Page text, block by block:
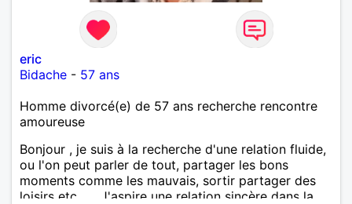
eric
Bidache - 57 ans
Homme divorcé(e) de 57 ans recherche rencontre
amoureuse
Bonjour , je suis à la recherche d'une relation fluide,
ou l'on peut parler de tout, partager les bons
moments comme les mauvais, sortir partager des
loisirs etc.... . J'aspire une relation sincère dans la